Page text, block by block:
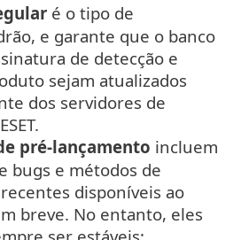
é o tipo de
e garante que o banco
de detecção e
sejam atualizados
dos servidores de
pré-lançamento incluem
bugs e métodos de
disponíveis ao
breve. No entanto, eles